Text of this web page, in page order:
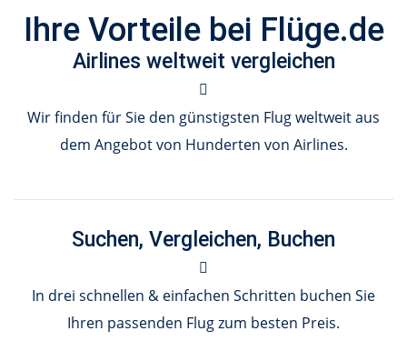
Ihre Vorteile bei Flüge.de
Airlines weltweit vergleichen
Wir finden für Sie den günstigsten Flug weltweit aus
dem Angebot von Hunderten von Airlines.
Suchen, Vergleichen, Buchen
In drei schnellen & einfachen Schritten buchen Sie
Ihren passenden Flug zum besten Preis.